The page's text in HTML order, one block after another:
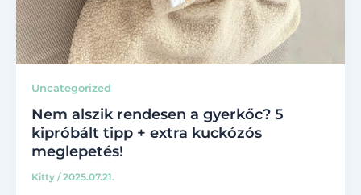
Uncategorized
Nem alszik rendesen a gyerkőc? 5
kipróbált tipp + extra kuckózós
meglepetés!
Kitty /2025.07.21.